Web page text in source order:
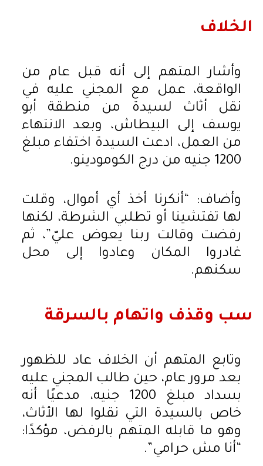
الخلاف
وأشار المتهم إلى أنه قبل عام من
الواقعة، عمل مع المجني عليه في
نقل أثاث لسيدة من منطقة أبو
يوسف إلى البيطاش، وبعد الانتهاء
من العمل، ادعت السيدة اختفاء مبلغ
1200 جنيه من درج الكومودينو.
وأضاف: “أنكرنا أخذ أي أموال، وقلت
لها تفتشينا أو تطلبي الشرطة، لكنها
رفضت وقالت ربنا يعوض عليّ”، ثم
غادروا المكان وعادوا إلى محل
سكنهم.
سب وقذف واتهام بالسرقة
وتابع المتهم أن الخلاف عاد للظهور
بعد مرور عام، حين طالب المجني عليه
بسداد مبلغ 1200 جنيه، مدعيًا أنه
خاص بالسيدة التي نقلوا لها الأثاث،
وهو ما قابله المتهم بالرفض، مؤكدًا:
“أنا مش حرامي”.